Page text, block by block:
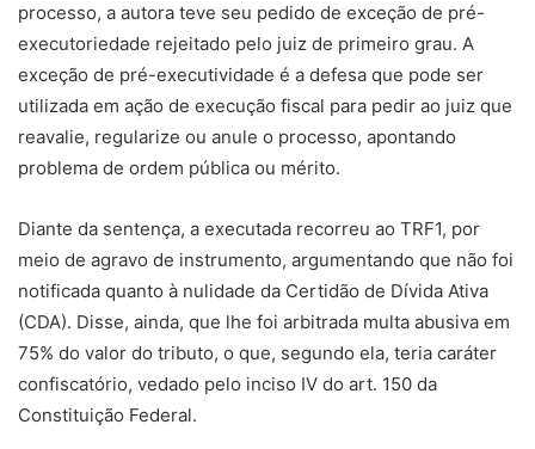
processo, a autora teve seu pedido de exceção de pré-
executoriedade rejeitado pelo juiz de primeiro grau. A
exceção de pré-executividade é a defesa que pode ser
utilizada em ação de execução fiscal para pedir ao juiz que
reavalie, regularize ou anule o processo, apontando
problema de ordem pública ou mérito.
Diante da sentença, a executada recorreu ao TRF1, por
meio de agravo de instrumento, argumentando que não foi
notificada quanto à nulidade da Certidão de Dívida Ativa
(CDA). Disse, ainda, que lhe foi arbitrada multa abusiva em
75% do valor do tributo, o que, segundo ela, teria caráter
confiscatório, vedado pelo inciso IV do art. 150 da
Constituição Federal.